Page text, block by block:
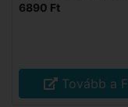
6890 Ft
Tovább a